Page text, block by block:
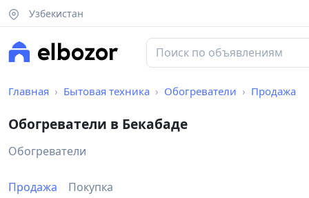
Узбекистан
Главная Бытовая техника Обогреватели Продажа
Обогреватели в Бекабаде
Обогреватели
Продажа Покупка